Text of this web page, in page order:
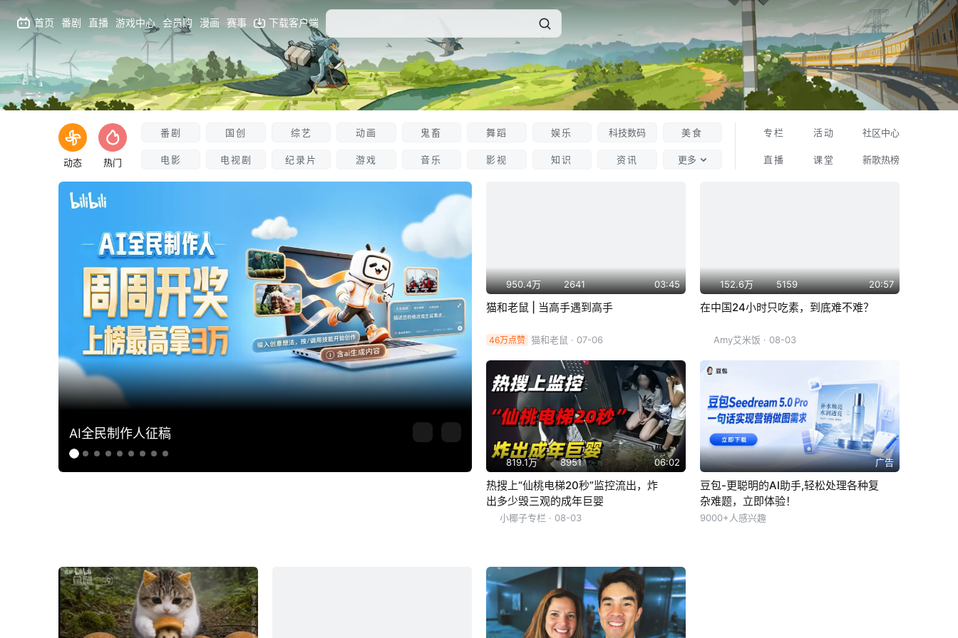
首页 番剧 直播 游戏中心 会员购 漫画 赛事 下载客户端
动态 热门
番剧
电影
国创
电视剧
综艺
纪录片
动画
游戏
鬼畜
音乐
舞蹈
影视
娱乐
知识
科技数码
资讯
美食
更多
专栏
直播
活动
课堂
社区中心
新歌热榜
AI全民制作人征稿
950.4万 2641 03:45
猫和老鼠 | 当高手遇到高手
46万点赞 猫和老鼠 · 07-06
152.6万 5159 20:57
在中国24小时只吃素，到底难不难？
Amy艾米饭 · 08-03
819.1万 8951 06:02
热搜上“仙桃电梯20秒”监控流出，炸
出多少毁三观的成年巨婴
小椰子专栏 · 08-03
广告
豆包-更聪明的AI助手,轻松处理各种复
杂难题，立即体验！
9000+人感兴趣